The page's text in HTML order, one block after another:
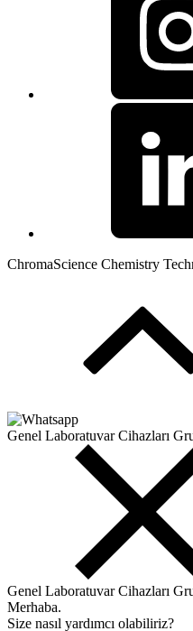
ChromaScience Chemistry
Genel Laboratuvar Cihazları
Genel Laboratuvar Cihazları
Merhaba.
Size nasıl yardımcı olabiliriz?